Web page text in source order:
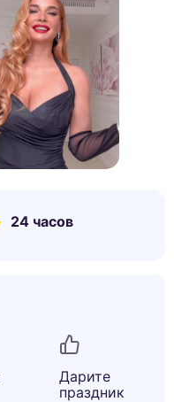
24 часов
Дарите
праздник